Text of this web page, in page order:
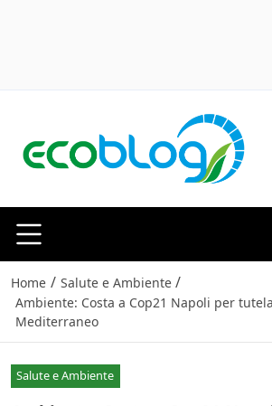
Home / Salute e Ambiente /
Ambiente: Costa a Cop21 Napoli per
Mediterraneo
Salute e Ambiente